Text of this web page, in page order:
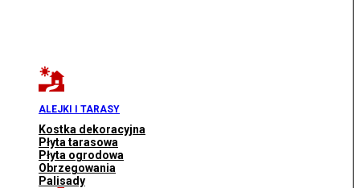
ALEJKI I TARASY
Kostka dekoracyjna
Płyta tarasowa
Płyta ogrodowa
Obrzegowania
Palisady